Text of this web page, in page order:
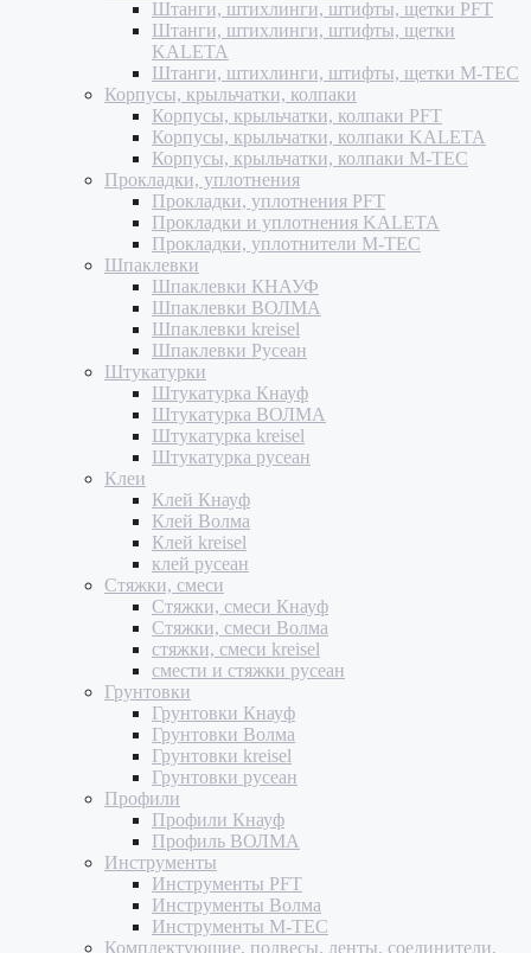
Штанги, штихлинги, штифты, щетки PFT
Штанги, штихлинги, штифты, щетки
KALETA
Штанги, штихлинги, штифты, щетки M-TEC
Корпусы, крыльчатки, колпаки
Корпусы, крыльчатки, колпаки PFT
Корпусы, крыльчатки, колпаки KALETA
Корпусы, крыльчатки, колпаки M-TEC
Прокладки, уплотнения
Прокладки, уплотнения PFT
Прокладки и уплотнения KALETA
Прокладки, уплотнители M-TEC
Шпаклевки
Шпаклевки КНАУФ
Шпаклевки ВОЛМА
Шпаклевки kreisel
Шпаклевки Русеан
Штукатурки
Штукатурка Кнауф
Штукатурка ВОЛМА
Штукатурка kreisel
Штукатурка русеан
Клеи
Клей Кнауф
Клей Волма
Клей kreisel
клей русеан
Стяжки, смеси
Стяжки, смеси Кнауф
Стяжки, смеси Волма
стяжки, смеси kreisel
смести и стяжки русеан
Грунтовки
Грунтовки Кнауф
Грунтовки Волма
Грунтовки kreisel
Грунтовки русеан
Профили
Профили Кнауф
Профиль ВОЛМА
Инструменты
Инструменты PFT
Инструменты Волма
Инструменты M-TEC
Комплектующие, подвесы, ленты, соединители,